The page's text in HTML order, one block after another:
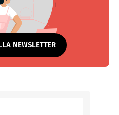
NEWSLETTER